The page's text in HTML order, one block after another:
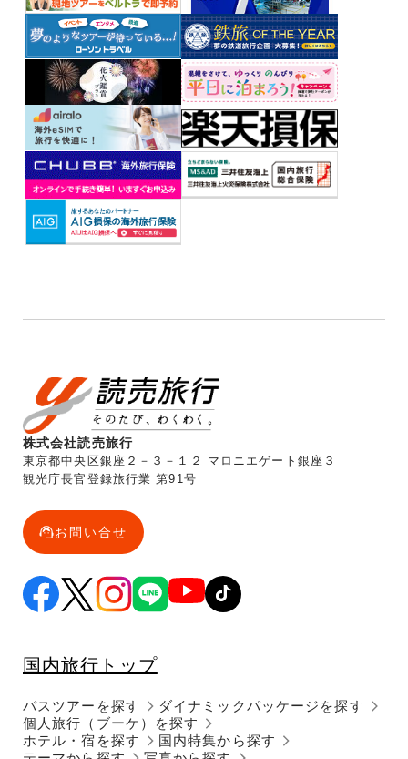
株式会社読売旅行
東京都中央区銀座２－３－１２ マロニエゲート銀座３
観光庁長官登録旅行業 第91号
お問い合せ
国内旅行トップ
バスツアーを探す
個人旅行（ブーケ）を探す
ダイナミックパッケージを探す
ホテル・宿を探す
国内特集から探す